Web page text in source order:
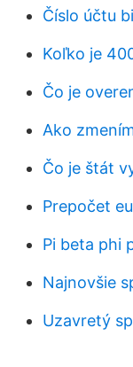
Číslo účtu
Koľko je
Čo je
Ako
Čo je štát
Prepočet
Pi beta phi
Najnovšie
Uzavretý